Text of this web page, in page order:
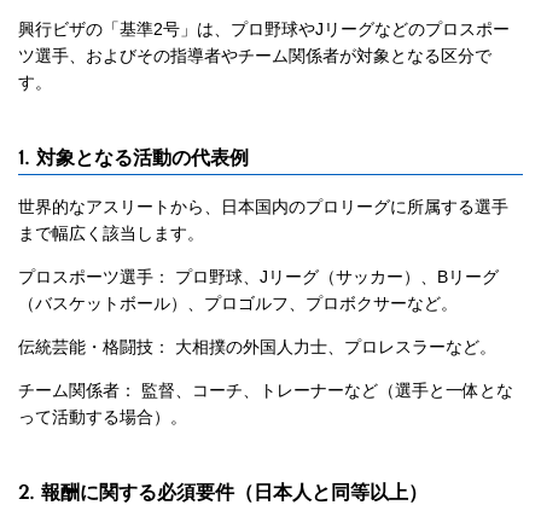
興行ビザの「基準2号」は、プロ野球やJリーグなどのプロスポー
ツ選手、およびその指導者やチーム関係者が対象となる区分で
す。
1. 対象となる活動の代表例
世界的なアスリートから、日本国内のプロリーグに所属する選手
まで幅広く該当します。
プロスポーツ選手： プロ野球、Jリーグ（サッカー）、Bリーグ
（バスケットボール）、プロゴルフ、プロボクサーなど。
伝統芸能・格闘技： 大相撲の外国人力士、プロレスラーなど。
チーム関係者： 監督、コーチ、トレーナーなど（選手と一体とな
って活動する場合）。
2. 報酬に関する必須要件（日本人と同等以上）